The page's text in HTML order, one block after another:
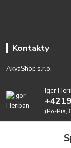
Kontakty
AkvaShop s.r.o.
Igor
(Po-Pia,